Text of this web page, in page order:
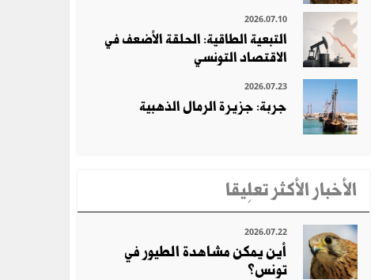
2026.07.10
التبعية الطاقية: الحلقة الأضعف في
الاقتصاد التونسي
2026.07.23
جربة: جزيرة الرمال الذهبية
الأخبار الأكثر تعلِيقا
2026.07.22
أين يمكن مشاهدة الطيور في
تونس؟